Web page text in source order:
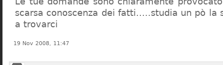
scarsa conoscenza dei fatti…..studia un pò la
a trovarci
19 Nov 2008, 11:47